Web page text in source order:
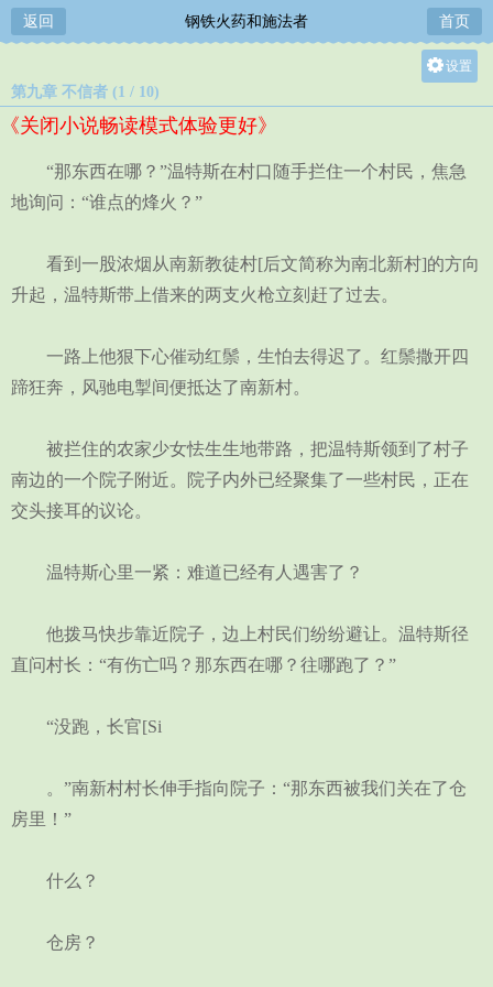
返回 钢铁火药和施法者 首页
设置
中
第九章 不信者 (1 / 10)
《关闭小说畅读模式体验更好》
“那东西在哪？”温特斯在村口随手拦住一个村民，焦急
地询问：“谁点的烽火？”
看到一股浓烟从南新教徒村[后文简称为南北新村]的方向
升起，温特斯带上借来的两支火枪立刻赶了过去。
一路上他狠下心催动红鬃，生怕去得迟了。红鬃撒开四
蹄狂奔，风驰电掣间便抵达了南新村。
被拦住的农家少女怯生生地带路，把温特斯领到了村子
南边的一个院子附近。院子内外已经聚集了一些村民，正在
交头接耳的议论。
温特斯心里一紧：难道已经有人遇害了？
他拨马快步靠近院子，边上村民们纷纷避让。温特斯径
直问村长：“有伤亡吗？那东西在哪？往哪跑了？”
“没跑，长官[Si
。”南新村村长伸手指向院子：“那东西被我们关在了仓
房里！”
什么？
仓房？